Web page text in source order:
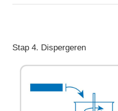
Stap 4. Dispergeren